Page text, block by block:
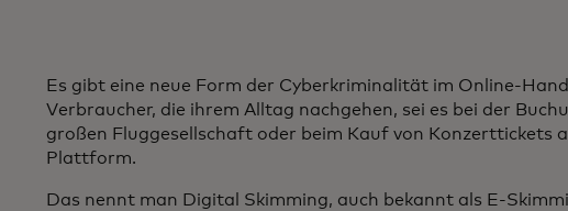
Es gibt eine neue Form der Cyberkriminalität im Online-
Verbraucher, die ihrem Alltag nachgehen, sei es bei der
großen Fluggesellschaft oder beim Kauf von Konzerttickets
Plattform.
Das nennt man Digital Skimming, auch bekannt als E-